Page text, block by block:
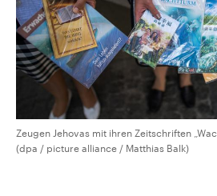
Zeugen Jehovas mit ihren Zeitschriften
(dpa / picture alliance / Matthias Balk)